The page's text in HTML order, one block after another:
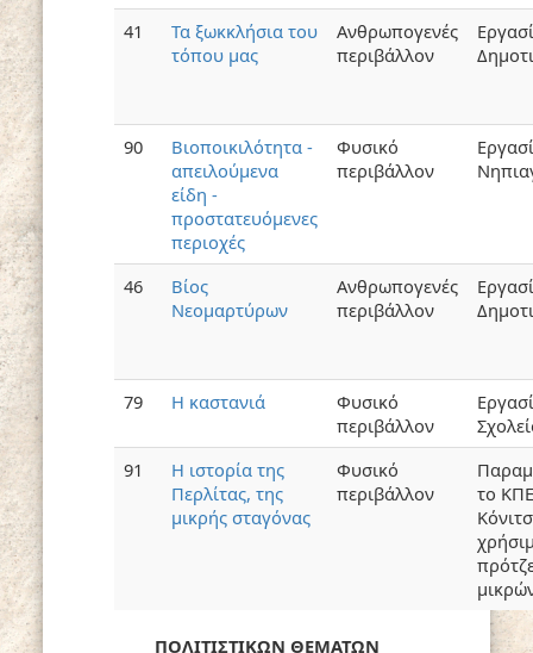
41
Τα ξωκκλήσια του
τόπου μας
Ανθρωπογενές
περιβάλλον
90
Βιοποικιλότητα -
απειλούμενα
είδη -
προστατευόμενες
περιοχές
Φυσικό
περιβάλλον
46
Βίος
Νεομαρτύρων
Ανθρωπογενές
περιβάλλον
79 Η καστανιά
Φυσικό
περιβάλλον
91
Η ιστορία της
Περλίτας, της
μικρής σταγόνας
Φυσικό
περιβάλλον
το ΚΠΕ
ΠΟΛΙΤΙΣΤΙΚΩΝ ΘΕΜΑΤΩΝ